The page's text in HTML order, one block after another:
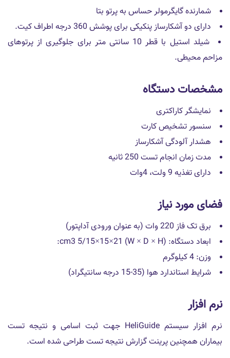
شمارنده گایگرمولر حساس به پرتو بتا
دارای دو آشکارساز پنکیکی برای پوشش 360 درجه اطراف کیت.
شیلد استیل با قطر 10 سانتی متر برای جلوگیری از پرتوهای
مزاحم محیطی.
مشخصات دستگاه
نمایشگر کاراکتری
سنسور تشخیص کارت
هشدار آلودگی آشکارساز
مدت زمان انجام تست 250 ثانیه
دارای تغذیه 9 ولت، 4وات
فضای مورد نیاز
برق تک فاز 220 وات (به عنوان ورودی آداپتور)
ابعاد دستگاه: cm3 5/15×15×21 (W × D × H):
وزن: 4 کیلوگرم
شرایط استاندارد هوا (35-15 درجه سانتیگراد)
نرم افزار
نرم افزار سیستم HeliGuide جهت ثبت اسامی و نتیجه تست
بیماران همچنین پرینت گزارش نتیجه تست طراحی شده است.